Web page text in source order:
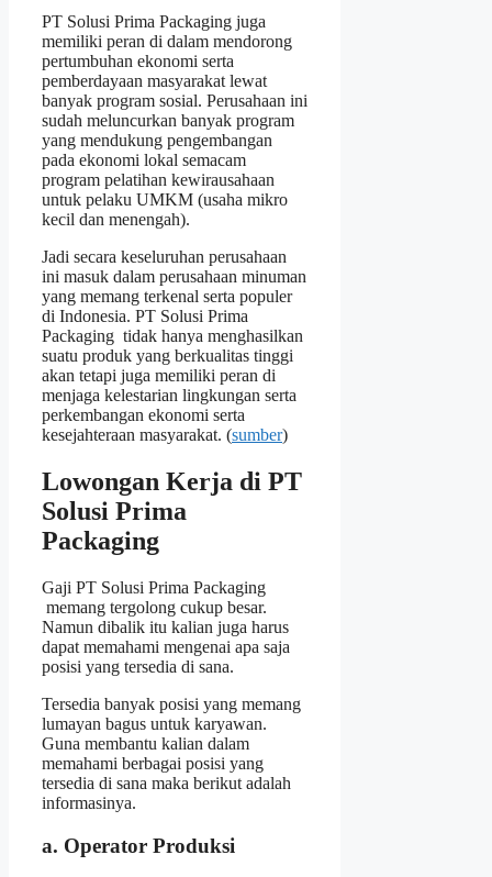
PT Solusi Prima Packaging juga
memiliki peran di dalam mendorong
pertumbuhan ekonomi serta
pemberdayaan masyarakat lewat
banyak program sosial. Perusahaan ini
sudah meluncurkan banyak program
yang mendukung pengembangan
pada ekonomi lokal semacam
program pelatihan kewirausahaan
untuk pelaku UMKM (usaha mikro
kecil dan menengah).
Jadi secara keseluruhan perusahaan
ini masuk dalam perusahaan minuman
yang memang terkenal serta populer
di Indonesia. PT Solusi Prima
Packaging tidak hanya menghasilkan
suatu produk yang berkualitas tinggi
akan tetapi juga memiliki peran di
menjaga kelestarian lingkungan serta
perkembangan ekonomi serta
kesejahteraan masyarakat. (sumber)
Lowongan Kerja di PT
Solusi Prima
Packaging
Gaji PT Solusi Prima Packaging
memang tergolong cukup besar.
Namun dibalik itu kalian juga harus
dapat memahami mengenai apa saja
posisi yang tersedia di sana.
Tersedia banyak posisi yang memang
lumayan bagus untuk karyawan.
Guna membantu kalian dalam
memahami berbagai posisi yang
tersedia di sana maka berikut adalah
informasinya.
a. Operator Produksi